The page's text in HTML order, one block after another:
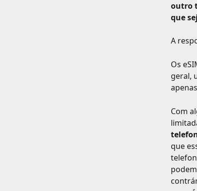
outro
que
A
Os
geral,
Com
que